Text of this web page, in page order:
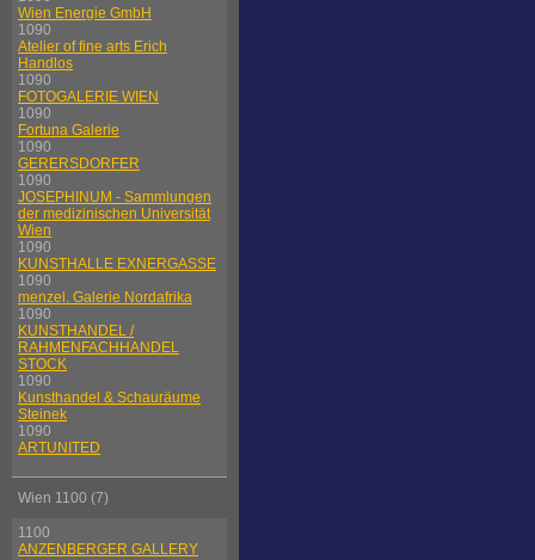
Wien Energie GmbH
1090
Atelier of fine arts Erich
Handlos
1090
FOTOGALERIE WIEN
1090
Fortuna Galerie
1090
GERERSDORFER
1090
JOSEPHINUM - Sammlungen
der medizinischen Universität
Wien
1090
KUNSTHALLE EXNERGASSE
1090
menzel. Galerie Nordafrika
1090
KUNSTHANDEL /
RAHMENFACHHANDEL
STOCK
1090
Kunsthandel & Schauräume
Steinek
1090
ARTUNITED
Wien 1100 (7)
1100
ANZENBERGER GALLERY